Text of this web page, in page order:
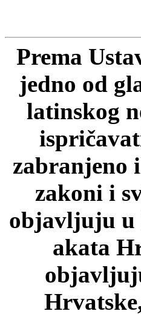
Prema
jedno od
latinskog
zabranjeno
zakoni i
objavljuju u
akata